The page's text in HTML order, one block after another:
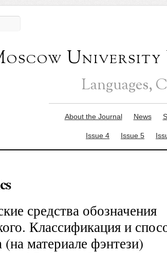
University
Languages,
About the Journal News
Issue 4 Issue 5
средства обозначения
Классификация и
(на материале фэнтези)